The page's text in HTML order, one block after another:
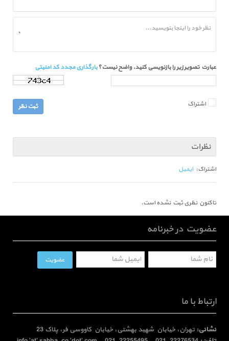
عبارت تصویر زیر را بازنویسی کنید. واضح نیست؟بارگذاری مجدد کد امنیتی
اشتراک ثبت نظر
نظرات
اشتراک: ایمیل
تاکنون نظری ثبت نشده است.
عضویت در خبرنامه
ارتباط با ما
نشانی: تهران، خیابان شهید بهشتی، خیابان کاووسی فر، پلاک 23